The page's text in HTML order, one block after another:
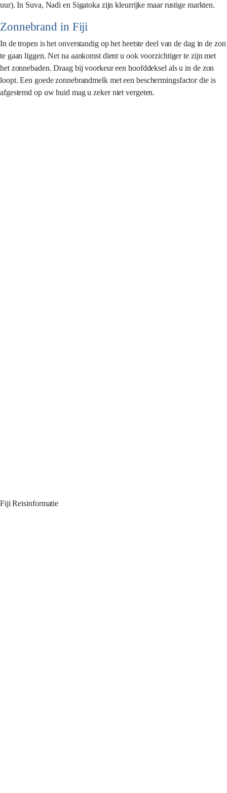
uur). In Suva, Nadi en Sigatoka zijn kleurrijke maar rustige markten.
Zonnebrand in Fiji
In de tropen is het onverstandig op het heetste deel van de dag in de zon
te gaan liggen. Net na aankomst dient u ook voorzichtiger te zijn met
het zonnebaden. Draag bij voorkeur een hoofddeksel als u in de zon
loopt. Een goede zonnebrandmelk met een beschermingsfactor die is
afgestemd op uw huid mag u zeker niet vergeten.
Fiji Reisinformatie